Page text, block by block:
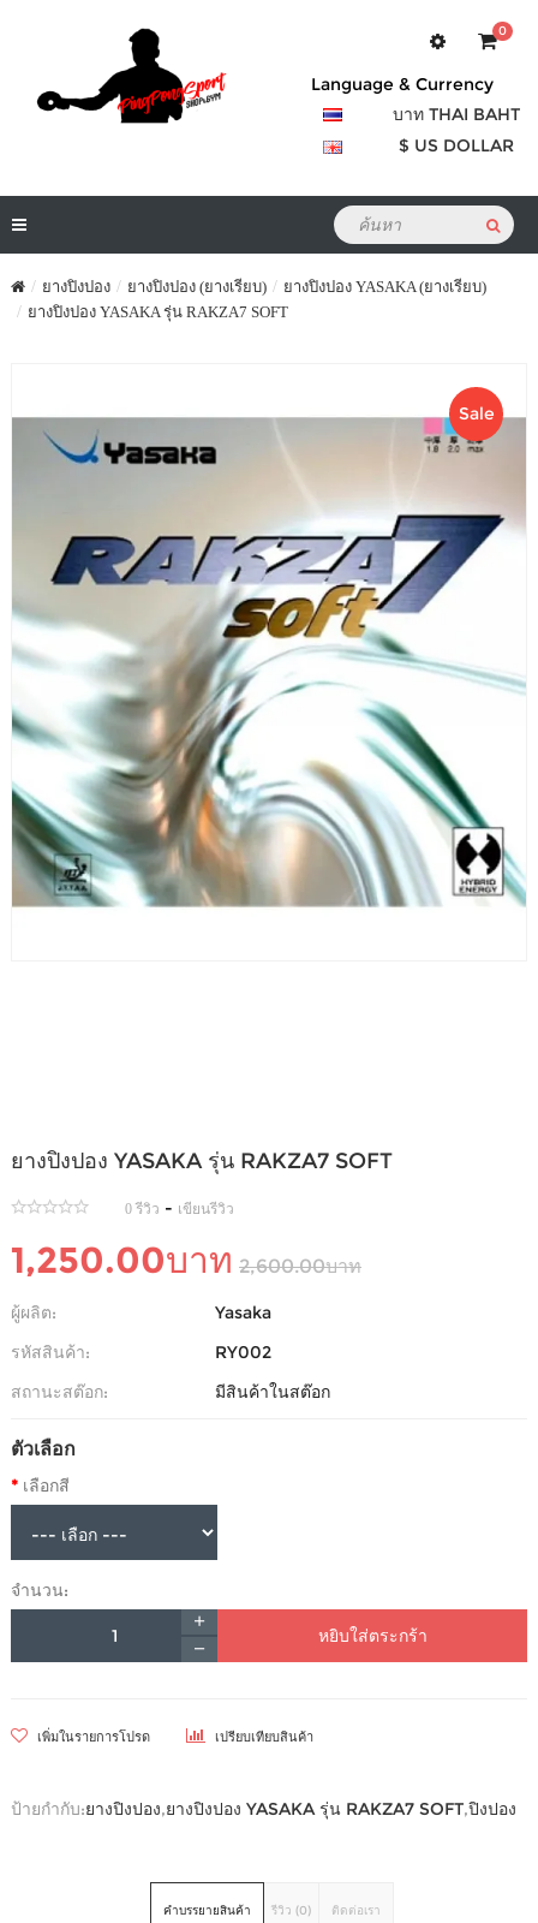
0
Language & Currency
บาท THAI BAHT
$ US DOLLAR
ยางปิงปอง ยางปิงปอง (ยางเรียบ)
ยางปิงปอง YASAKA (ยางเรียบ)
ยางปิงปอง YASAKA รุ่น RAKZA7 SOFT
Sale
ยางปิงปอง YASAKA รุ่น RAKZA7 SOFT
0 รีวิว - เขียนรีวิว
1,250.00บาท 2,600.00บาท
ผู้ผลิต:
Yasaka
รหัสสินค้า:
RY002
สถานะสต๊อก:
มีสินค้าในสต๊อก
ตัวเลือก
เลือกสี
จำนวน:
หยิบใส่ตระกร้า
เพิ่มในรายการโปรด เปรียบเทียบสินค้า
ป้ายกำกับ:ยางปิงปอง,ยางปิงปอง YASAKA รุ่น RAKZA7 SOFT,ปิงปอง
คำบรรยายสินค้า รีวิว (0) ติดต่อเรา